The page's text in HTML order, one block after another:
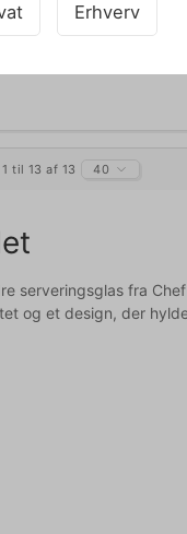
Erhverv
til 13 af 13 40
serveringsglas fra Chef
og et design, der